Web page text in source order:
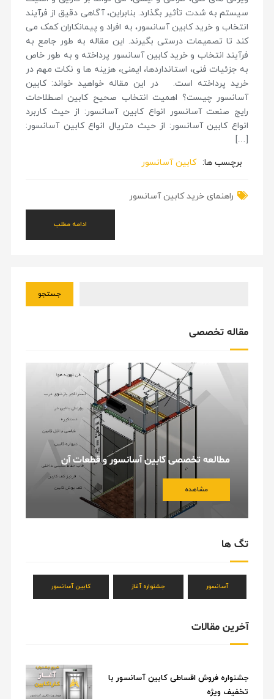
سیستم به شدت تأثیر بگذارد. بنابراین، آگاهی دقیق از فرآیند
انتخاب و خرید کابین آسانسور، به افراد و پیمانکاران کمک می
کند تا تصمیمات درستی بگیرند. این مقاله به طور جامع به
فرآیند انتخاب و خرید کابین آسانسور پرداخته و به طور خاص
به جزئیات فنی، استانداردها، ایمنی، هزینه ها و نکات مهم در
خرید پرداخته است. در این مقاله خواهید خواند: کابین
آسانسور چیست؟ اهمیت انتخاب صحیح کابین اصطلاحات
رایج صنعت آسانسور انواع کابین آسانسور: از حیث کاربرد
انواع کابین آسانسور: از حیث متریال انواع کابین آسانسور:
[…]
برچسب ها: کابین آسانسور
راهنمای خرید کابین آسانسور
ادامه مطلب
جستجو
مقاله تخصصی
مطالعه تخصصی کابین آسانسور و قطعات آن
مشاهده
تگ ها
آسانسور جشنواره آغاز کابین آسانسور
آخرین مقالات
جشنواره فروش اقساطی کابین آسانسور با
تخفیف ویژه